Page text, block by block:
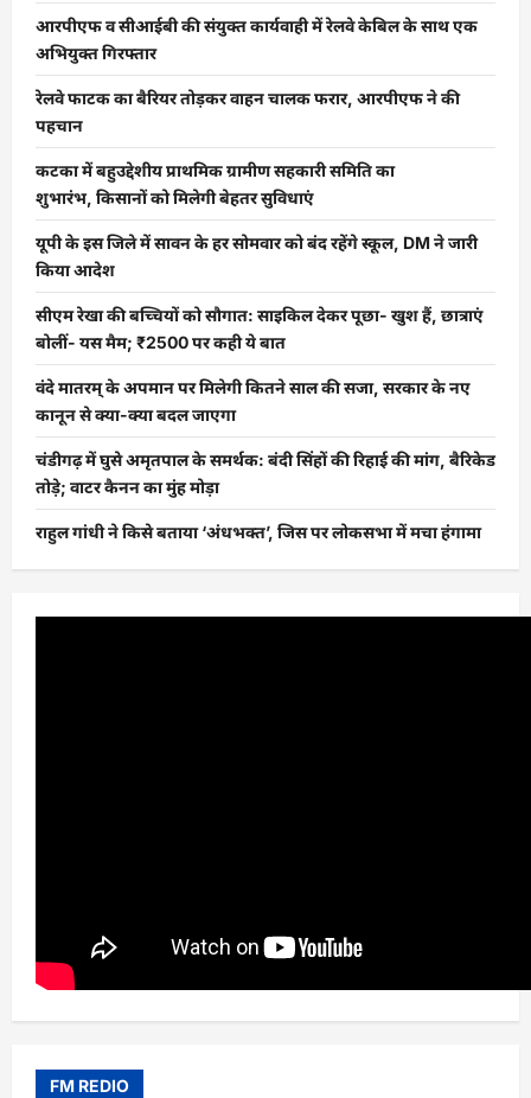
आरपीएफ व सीआईबी की संयुक्त कार्यवाही में रेलवे केबिल के साथ एक
अभियुक्त गिरफ्तार
रेलवे फाटक का बैरियर तोड़कर वाहन चालक फरार, आरपीएफ ने की
पहचान
कटका में बहुउद्देशीय प्राथमिक ग्रामीण सहकारी समिति का
शुभारंभ, किसानों को मिलेगी बेहतर सुविधाएं
यूपी के इस जिले में सावन के हर सोमवार को बंद रहेंगे स्कूल, DM ने जारी
किया आदेश
सीएम रेखा की बच्चियों को सौगात: साइकिल देकर पूछा- खुश हैं, छात्राएं
बोलीं- यस मैम; ₹2500 पर कही ये बात
वंदे मातरम् के अपमान पर मिलेगी कितने साल की सजा, सरकार के नए
कानून से क्या-क्या बदल जाएगा
चंडीगढ़ में घुसे अमृतपाल के समर्थक: बंदी सिंहों की रिहाई की मांग, बैरिकेड
तोड़े; वाटर कैनन का मुंह मोड़ा
राहुल गांधी ने किसे बताया ‘अंधभक्त’, जिस पर लोकसभा में मचा हंगामा
FM REDIO